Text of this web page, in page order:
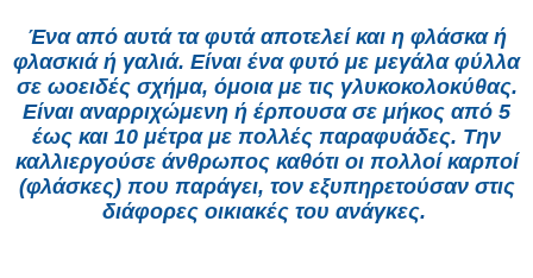
Ένα από αυτά τα φυτά αποτελεί και η φλάσκα ή
φλασκιά ή γαλιά. Είναι ένα φυτό με μεγάλα φύλλα
σε ωοειδές σχήμα, όμοια με τις γλυκοκολοκύθας.
Είναι αναρριχώμενη ή έρπουσα σε μήκος από 5
έως και 10 μέτρα με πολλές παραφυάδες. Την
καλλιεργούσε άνθρωπος καθότι οι πολλοί καρποί
(φλάσκες) που παράγει, τον εξυπηρετούσαν στις
διάφορες οικιακές του ανάγκες.